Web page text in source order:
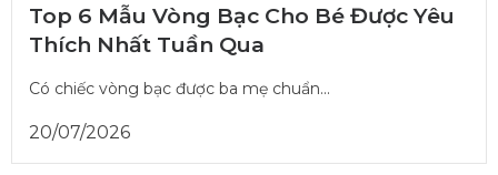
Top 6 Mẫu Vòng Bạc Cho Bé Được Yêu
Thích Nhất Tuần Qua
Có chiếc vòng bạc được ba mẹ chuẩn...
20/07/2026